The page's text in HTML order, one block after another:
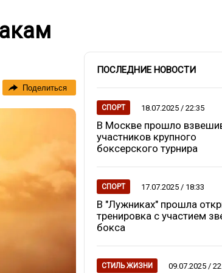
Поделиться
ПОСЛЕДНИЕ НОВОСТИ
СПОРТ 18.07.2025 / 22:35
В Москве прошло
участников крупного
боксерского турнира
СПОРТ 17.07.2025 / 18:33
В "Лужниках" прошла
тренировка с участием
бокса
СТИЛЬ ЖИЗНИ 09.07.2025 /